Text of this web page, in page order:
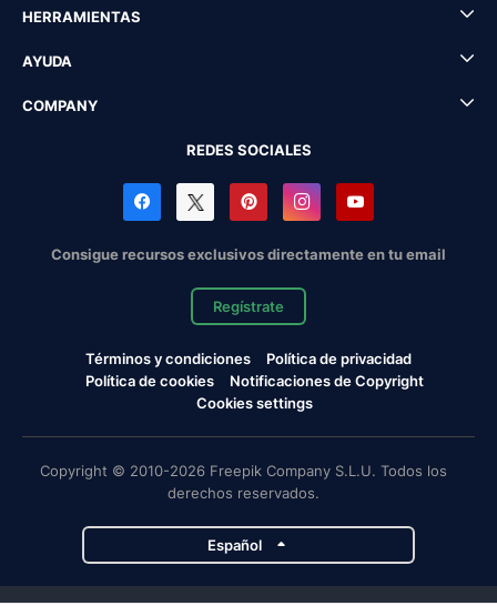
HERRAMIENTAS
AYUDA
COMPANY
REDES SOCIALES
Consigue recursos exclusivos directamente en tu email
Regístrate
Términos y condiciones
Política de privacidad
Política de cookies
Notificaciones de Copyright
Cookies settings
Copyright © 2010-2026 Freepik Company S.L.U. Todos los
derechos reservados.
Español